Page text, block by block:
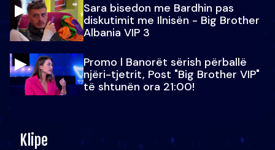
Sara bisedon me Bardhin pas
diskutimit me Ilnisën - Big Brother
Albania VIP 3
Promo l Banorët sërish përballë
njëri-tjetrit, Post "Big Brother VIP"
të shtunën ora 21:00!
Klipe